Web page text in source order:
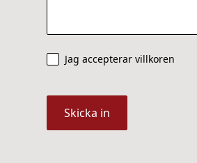
Jag accepterar villkoren